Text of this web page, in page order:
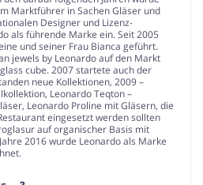
Marktführer in Sachen Gläser und
Designer und Lizenz-
als führende Marke ein. Seit 2005
und seiner Frau Bianca geführt.
jewels by Leonardo auf den Markt
cube. 2007 startete auch der
neue Kollektionen, 2009 –
Leonardo Teqton –
Leonardo Proline mit Gläsern, die
eingesetzt werden sollten
auf organischer Basis mit
2016 wurde Leonardo als Marke